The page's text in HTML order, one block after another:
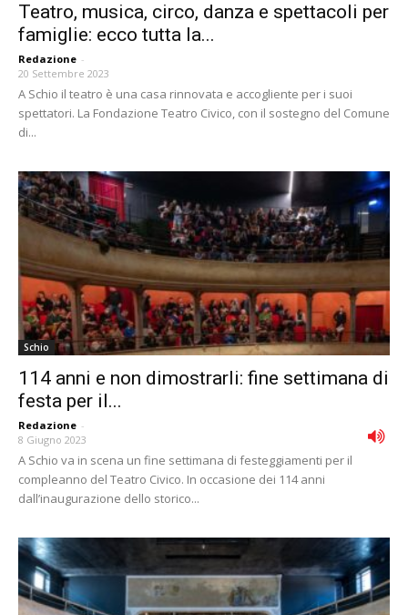
Teatro, musica, circo, danza e spettacoli per
famiglie: ecco tutta la...
Redazione -
20 Settembre 2023
A Schio il teatro è una casa rinnovata e accogliente per i suoi
spettatori. La Fondazione Teatro Civico, con il sostegno del Comune
di...
Schio
114 anni e non dimostrarli: fine settimana di
festa per il...
Redazione -
8 Giugno 2023
A Schio va in scena un fine settimana di festeggiamenti per il
compleanno del Teatro Civico. In occasione dei 114 anni
dall’inaugurazione dello storico...